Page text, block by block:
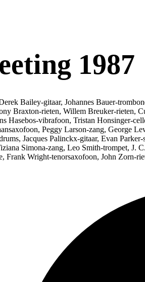
1987
Bailey-gitaar, Johannes Bauer-
Braxton-rieten, Willem Breuker-rieten,
Hasebos-vibrafoon, Tristan Honsinger-
Peggy Larson-zang, George
Jacques Palinckx-gitaar, Evan
Simona-zang, Leo Smith-trompet,
Frank Wright-tenorsaxofoon, John Zorn-